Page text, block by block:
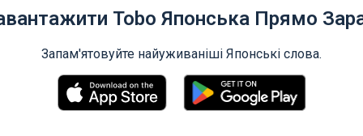
Tobo Японська Прямо
Запам'ятовуйте найуживаніші Японські слова.